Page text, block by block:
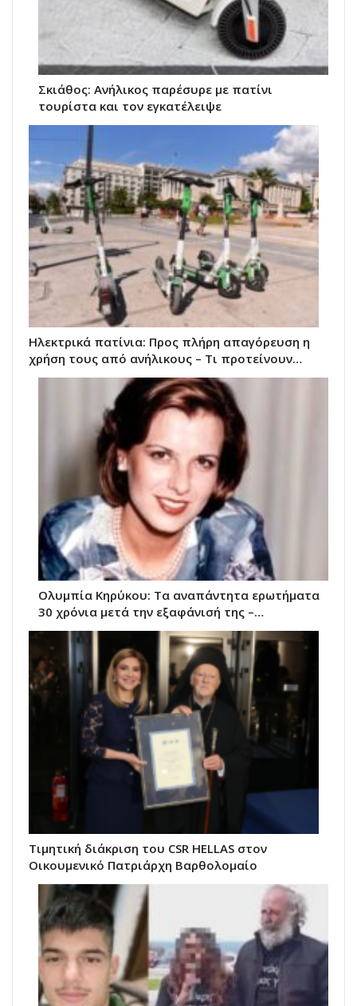
Σκιάθος: Ανήλικος παρέσυρε με πατίνι
τουρίστα και τον εγκατέλειψε
Ηλεκτρικά πατίνια: Προς πλήρη απαγόρευση η
χρήση τους από ανήλικους – Τι προτείνουν…
Ολυμπία Κηρύκου: Τα αναπάντητα ερωτήματα
30 χρόνια μετά την εξαφάνισή της –…
Τιμητική διάκριση του CSR HELLAS στον
Οικουμενικό Πατριάρχη Βαρθολομαίο